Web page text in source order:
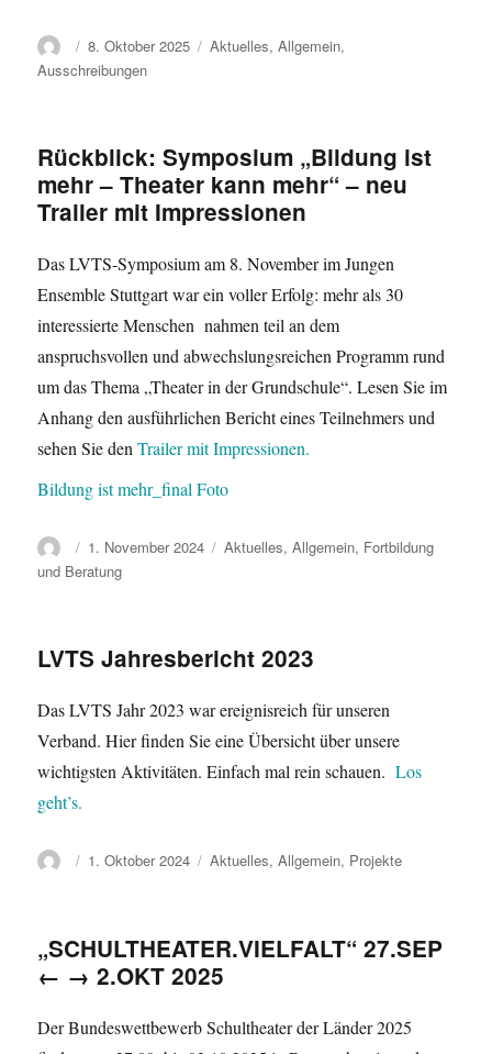
AutorVeröffentlicht
am
8. Oktober 2025 Kategorien
Aktuelles,Allgemein,
Ausschreibungen
Rückblick: Symposium „Bildung ist
mehr – Theater kann mehr“ – neu
Trailer mit Impressionen
Das LVTS-Symposium am 8. November im Jungen
Ensemble Stuttgart war ein voller Erfolg: mehr als 30
interessierte Menschen nahmen teil an dem
anspruchsvollen und abwechslungsreichen Programm rund
um das Thema „Theater in der Grundschule“. Lesen Sie im
Anhang den ausführlichen Bericht eines Teilnehmers und
sehen Sie denTrailer mit Impressionen.
Bildung ist mehr_final Foto
AutorVeröffentlicht
am
1. November 2024 Kategorien
Aktuelles,Allgemein, Fortbildung
und Beratung
LVTS Jahresbericht 2023
Das LVTS Jahr 2023 war ereignisreich für unseren
Verband. Hier finden Sie eine Übersicht über unsere
wichtigsten Aktivitäten. Einfach mal rein schauen.Los
geht’s.
AutorVeröffentlicht
1. Oktober 2024 Kategorien
Aktuelles,Allgemein, Projekte
„SCHULTHEATER.VIELFALT“ 27.SEP
← → 2.OKT 2025
Der Bundeswettbewerb Schultheater der Länder 2025